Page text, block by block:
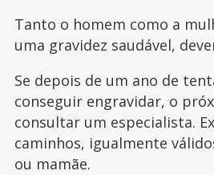
Tanto o homem como a
uma gravidez saudável,
Se depois de um ano de
conseguir engravidar, o
consultar um especialista.
caminhos, igualmente
ou mamãe.